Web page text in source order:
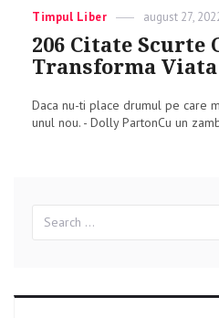
Categories
Timpul Liber
Posted
august 27,
206 Citate Scurte
Transforma Viata
Daca nu-ti place drumul pe care
unul nou. - Dolly PartonCu un
for: